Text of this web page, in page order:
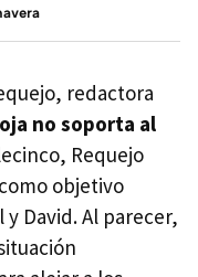
redactora
no soporta al
Requejo
objetivo
David. Al parecer,